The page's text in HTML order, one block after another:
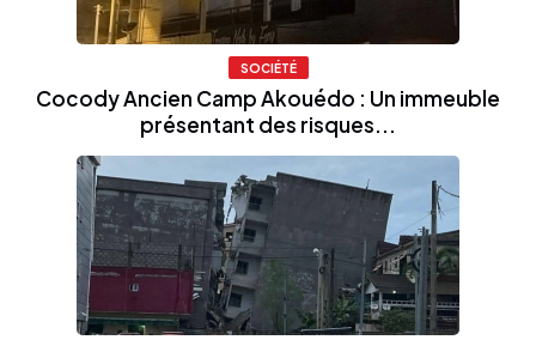
SOCIÉTÉ
Cocody Ancien Camp Akouédo : Un immeuble
présentant des risques...